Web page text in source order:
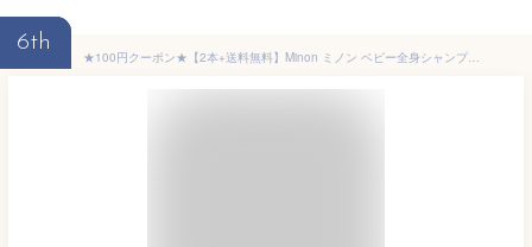
6th
★100円クーポン★【2本+送料無料】Minon ミノン ベビー全身シャンプー (350ml) みのん ベビー全身シャンプー 顔 新生児 泡 さらっと 赤ちゃん 第一三共 ボディソープ シャンプー ベビー ヘアシャンプー 敏感肌 乾燥肌 ボトル バリア 保湿 うるおい 頭皮ケア こども 年寄り